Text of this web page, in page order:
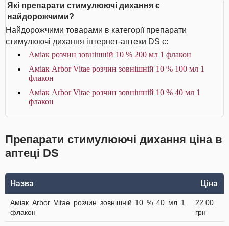
Які препарати стимулюючі дихання є
найдорожчими?
Найдорожчими товарами в категорії препарати
стимулюючі дихання інтернет-аптеки DS є:
Аміак розчин зовнішній 10 % 200 мл 1 флакон
Аміак Arbor Vitae розчин зовнішній 10 % 100 мл 1
флакон
Аміак Arbor Vitae розчин зовнішній 10 % 40 мл 1
флакон
Препарати стимулюючі дихання ціна в
аптеці DS
Назва Ціна
Аміак Arbor Vitae розчин зовнішній 10 % 40 мл 1
флакон
22.00
грн